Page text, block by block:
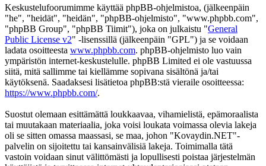
Keskustelufoorumimme käyttää phpBB-ohjelmistoa, (jälkeenpäin
"he", "heidät", "heidän", "phpBB-ohjelmisto", "www.phpbb.com",
"phpBB Group", "phpBB Tiimit"), joka on julkaistu "General
Public License v2" -lisenssillä (jälkeenpäin "GPL") ja se voidaan
ladata osoitteesta www.phpbb.com. phpBB-ohjelmisto luo vain
ympäristön internet-keskustelulle. phpBB Limited ei ole vastuussa
siitä, mitä sallimme tai kiellämme sopivana sisältönä ja/tai
käytöksenä. Saadaksesi lisätietoa phpBB:stä vieraile osoitteessa:
https://www.phpbb.com/.
Suostut olemaan esittämättä loukkaavaa, vihamielistä, epämoraalista
tai muutakaan materiaalia, joka voisi loukata voimassa olevia lakeja
oli se sitten omassa maassasi, se maa, johon "Kovaydin.NET"-
palvelin on sijoitettu tai kansainvälisiä lakeja. Toimimalla tätä
vastoin voidaan sinut välittömästi ja lopullisesti poistaa järjestelmän